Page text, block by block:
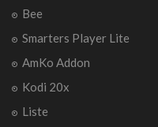
Bee
Smarters Player Lite
AmKo Addon
Kodi 20x
Liste